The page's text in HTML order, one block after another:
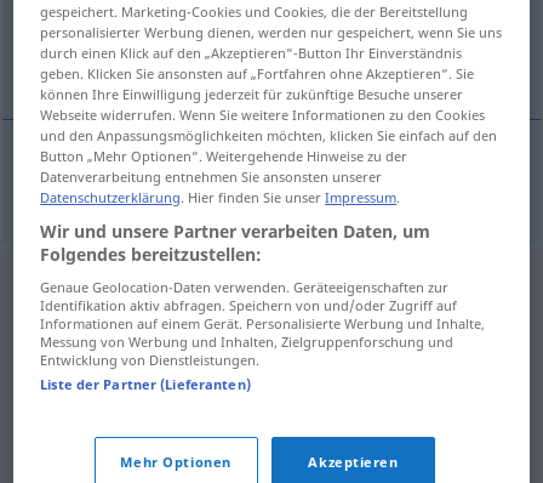
(Für mehr Details die Übersetzung anklicken/antippen)
kvotere, fordele
kvotere,fordele quotieren
gespeichert. Marketing-Cookies und Cookies, die der Bereitstellung
personalisierter Werbung dienen, werden nur gespeichert, wenn Sie uns
durch einen Klick auf den „Akzeptieren“-Button Ihr Einverständnis
geben. Klicken Sie ansonsten auf „Fortfahren ohne Akzeptieren“. Sie
können Ihre Einwilligung jederzeit für zukünftige Besuche unserer
Webseite widerrufen. Wenn Sie weitere Informationen zu den Cookies
und den Anpassungsmöglichkeiten möchten, klicken Sie einfach auf den
Button „Mehr Optionen“. Weitergehende Hinweise zu der
Datenverarbeitung entnehmen Sie ansonsten unserer
Datenschutzerklärung. Hier finden Sie unserImpressum.
Wir und unsere Partner verarbeiten Daten, um
Folgendes bereitzustellen:
Genaue Geolocation-Daten verwenden. Geräteeigenschaften zur
Identifikation aktiv abfragen. Speichern von und/oder Zugriff auf
Informationen auf einem Gerät. Personalisierte Werbung und Inhalte,
Messung von Werbung und Inhalten, Zielgruppenforschung und
Entwicklung von Dienstleistungen.
Liste der Partner (Lieferanten)
Mehr Optionen Akzeptieren